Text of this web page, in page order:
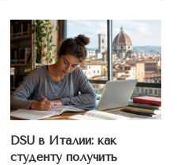
DSU в Италии: как
студенту получить